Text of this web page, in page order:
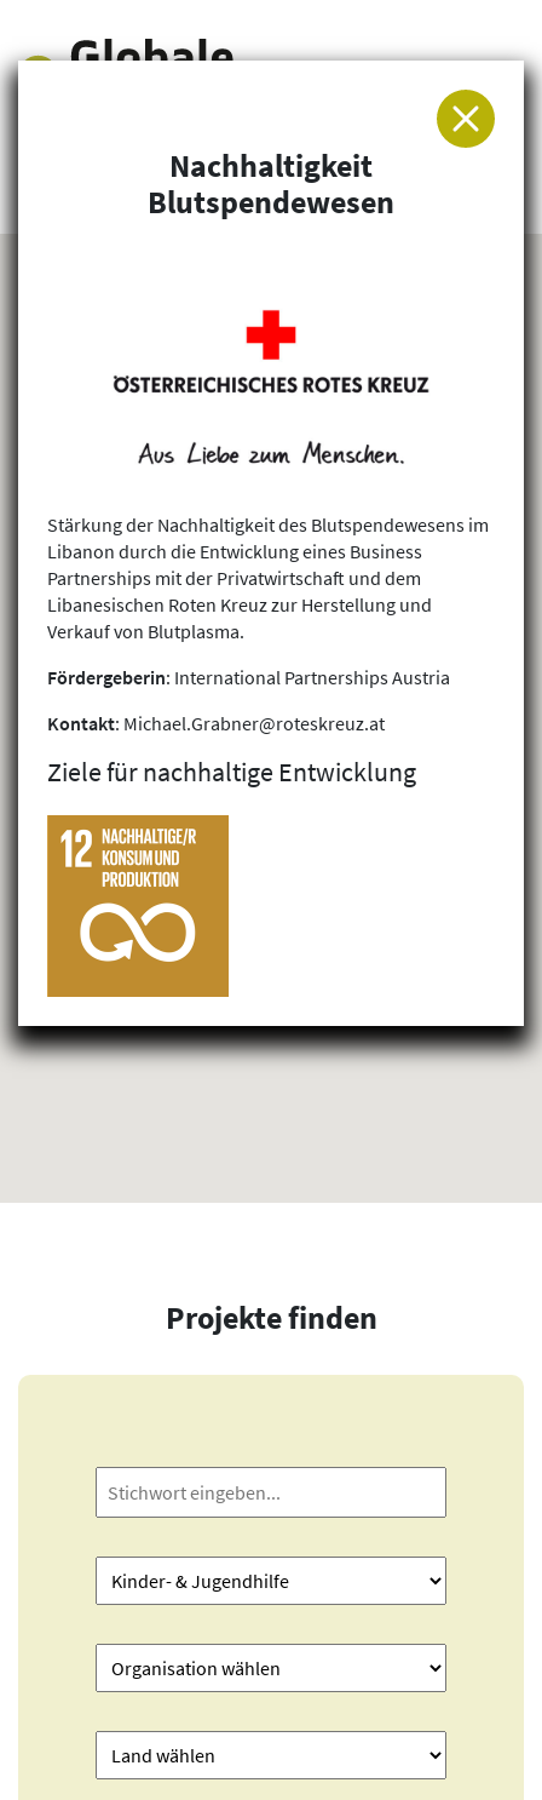
Arbeitsgemeinschaft für Entwicklung und
Humanitäre Hilfe
Projekte finden
Nachhaltigkeit
Blutspendewesen
Stärkung der Nachhaltigkeit des Blutspendewesens im
Libanon durch die Entwicklung eines Business
Partnerships mit der Privatwirtschaft und dem
Libanesischen Roten Kreuz zur Herstellung und
Verkauf von Blutplasma.
Fördergeberin: International Partnerships Austria
Kontakt: Michael.Grabner@roteskreuz.at
Ziele für nachhaltige Entwicklung